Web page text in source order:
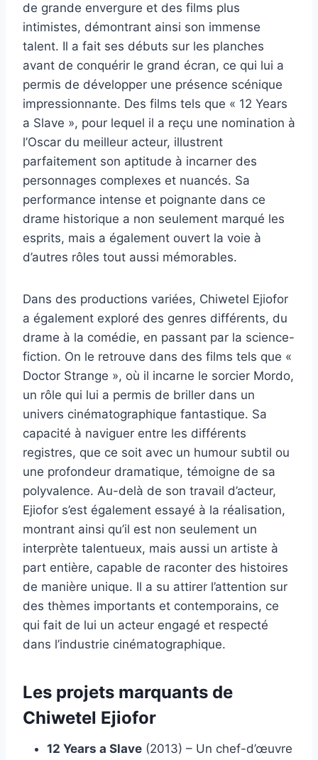
de grande envergure et des films plus
intimistes, démontrant ainsi son immense
talent. Il a fait ses débuts sur les planches
avant de conquérir le grand écran, ce qui lui a
permis de développer une présence scénique
impressionnante. Des films tels que « 12 Years
a Slave », pour lequel il a reçu une nomination à
l’Oscar du meilleur acteur, illustrent
parfaitement son aptitude à incarner des
personnages complexes et nuancés. Sa
performance intense et poignante dans ce
drame historique a non seulement marqué les
esprits, mais a également ouvert la voie à
d’autres rôles tout aussi mémorables.
Dans des productions variées, Chiwetel Ejiofor
a également exploré des genres différents, du
drame à la comédie, en passant par la science-
fiction. On le retrouve dans des films tels que «
Doctor Strange », où il incarne le sorcier Mordo,
un rôle qui lui a permis de briller dans un
univers cinématographique fantastique. Sa
capacité à naviguer entre les différents
registres, que ce soit avec un humour subtil ou
une profondeur dramatique, témoigne de sa
polyvalence. Au-delà de son travail d’acteur,
Ejiofor s’est également essayé à la réalisation,
montrant ainsi qu’il est non seulement un
interprète talentueux, mais aussi un artiste à
part entière, capable de raconter des histoires
de manière unique. Il a su attirer l’attention sur
des thèmes importants et contemporains, ce
qui fait de lui un acteur engagé et respecté
dans l’industrie cinématographique.
Les projets marquants de
Chiwetel Ejiofor
12 Years a Slave (2013) – Un chef-d’œuvre